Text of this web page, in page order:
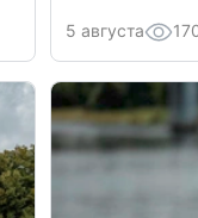
5 августа